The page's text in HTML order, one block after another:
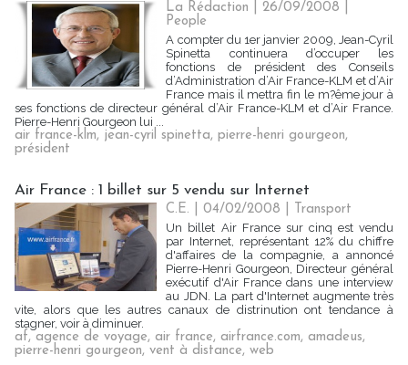
La Rédaction | 26/09/2008
People
A compter du 1er janvier 2009, Jean-Cyril
Spinetta continuera d’occuper les
fonctions de président des Conseils
d’Administration d’Air France-KLM et d’Air
France mais il mettra fin le m?ême jour à
ses fonctions de directeur général d’Air France-KLM et d’Air France.
Pierre-Henri Gourgeon lui ...
air france-klm, jean-cyril spinetta, pierre-henri gourgeon,
président
Air France : 1 billet sur 5 vendu sur Internet
C.E. | 04/02/2008
Transport
Un billet Air France sur cinq est vendu
par Internet, représentant 12% du chiffre
d'affaires de la compagnie, a annoncé
Pierre-Henri Gourgeon, Directeur général
exécutif d'Air France dans une interview
au JDN. La part d'Internet augmente très
vite, alors que les autres canaux de distrinution ont tendance à
stagner, voir à diminuer.
af, agence de voyage, air france, airfrance.com, amadeus,
pierre-henri gourgeon, vent à distance, web